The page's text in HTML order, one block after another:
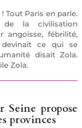
Tout Paris en parle.
la civilisation
angoisse, fébrilité,
ce qui se
disait Zola.
Zola.
propose
provinces